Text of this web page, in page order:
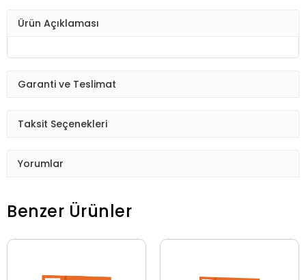
Ürün Açıklaması
Garanti ve Teslimat
Taksit Seçenekleri
Yorumlar
Benzer Ürünler